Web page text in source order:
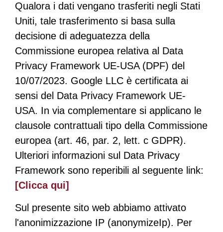
Qualora i dati vengano trasferiti negli Stati
Uniti, tale trasferimento si basa sulla
decisione di adeguatezza della
Commissione europea relativa al Data
Privacy Framework UE-USA (DPF) del
10/07/2023. Google LLC è certificata ai
sensi del Data Privacy Framework UE-
USA. In via complementare si applicano le
clausole contrattuali tipo della Commissione
europea (art. 46, par. 2, lett. c GDPR).
Ulteriori informazioni sul Data Privacy
Framework sono reperibili al seguente link:
[Clicca qui]
Sul presente sito web abbiamo attivato
l'anonimizzazione IP (anonymizeIp). Per